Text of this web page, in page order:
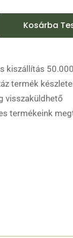
Kosárba
kiszállítás
termék
visszaküldhető
termékeink